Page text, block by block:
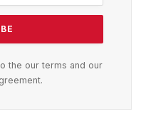
the our terms and our